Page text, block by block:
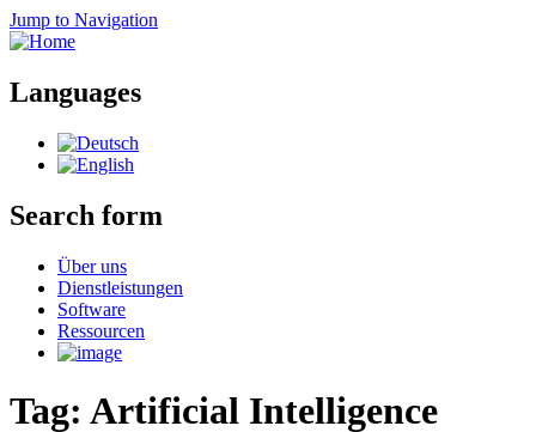
Jump to Navigation
Languages
Search form
Über uns
Dienstleistungen
Software
Ressourcen
Tag: Artificial Intelligence